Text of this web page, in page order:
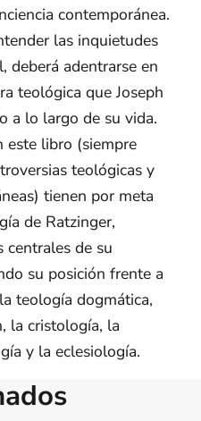
contemporánea.
las inquietudes
deberá adentrarse en
teológica que Joseph
a lo largo de su vida.
este libro (siempre
teológicas y
tienen por meta
de Ratzinger,
centrales de su
su posición frente a
teología dogmática,
la cristología, la
y la eclesiología.